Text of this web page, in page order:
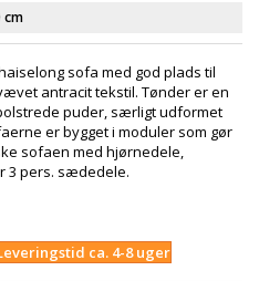
cm
sofa med god plads til
antracit tekstil. Tønder er en
puder, særligt udformet
er bygget i moduler som gør
sofaen med hjørnedele,
3 pers. sædedele.
ca. 4-8 uger